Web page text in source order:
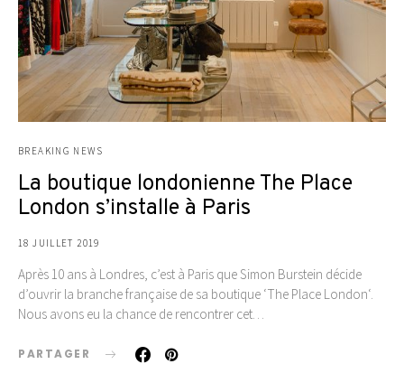
BREAKING NEWS
La boutique londonienne The Place
London s’installe à Paris
18 JUILLET 2019
Après 10 ans à Londres, c’est à Paris que Simon Burstein décide
d’ouvrir la branche française de sa boutique ‘The Place London‘.
Nous avons eu la chance de rencontrer cet…
PARTAGER